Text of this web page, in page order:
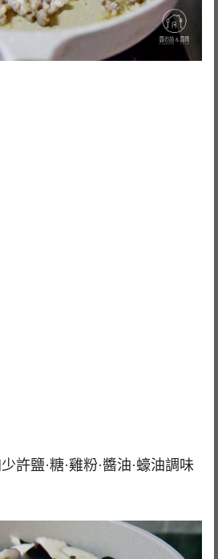
許鹽·糖·雞粉·醬油·蠔油調味